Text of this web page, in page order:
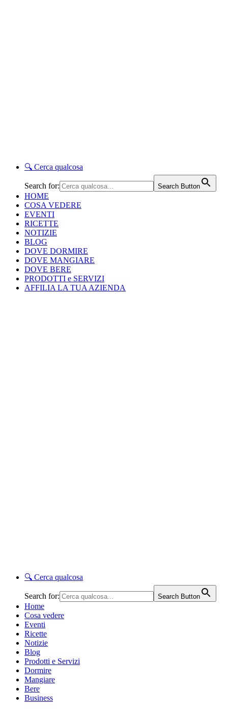
🔍 Cerca qualcosa
Search for: Search Button
HOME
COSA VEDERE
EVENTI
RICETTE
NOTIZIE
BLOG
DOVE DORMIRE
DOVE MANGIARE
DOVE BERE
PRODOTTI e SERVIZI
AFFILIA LA TUA AZIENDA
🔍 Cerca qualcosa
Search for: Search Button
Home
Cosa vedere
Eventi
Ricette
Notizie
Blog
Prodotti e Servizi
Dormire
Mangiare
Bere
Business